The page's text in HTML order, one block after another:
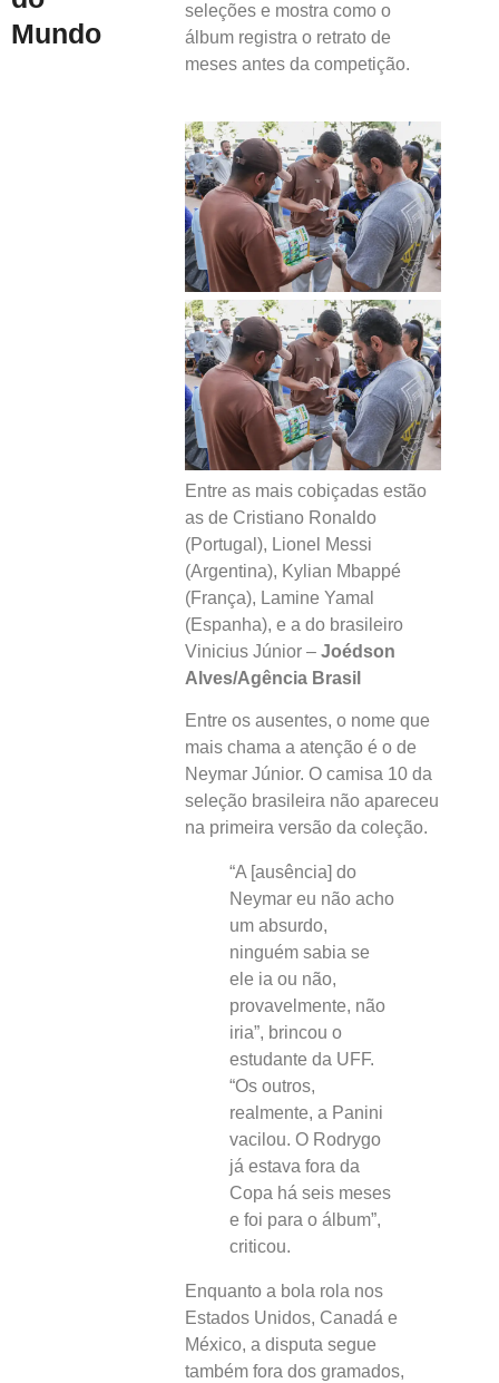
Mundo
seleções e mostra como o
álbum registra o retrato de
meses antes da competição.
Entre as mais cobiçadas estão
as de Cristiano Ronaldo
(Portugal), Lionel Messi
(Argentina), Kylian Mbappé
(França), Lamine Yamal
(Espanha), e a do brasileiro
Vinicius Júnior –Joédson
Alves/Agência Brasil
Entre os ausentes, o nome que
mais chama a atenção é o de
Neymar Júnior. O camisa 10 da
seleção brasileira não apareceu
na primeira versão da coleção.
“A [ausência] do
Neymar eu não acho
um absurdo,
ninguém sabia se
ele ia ou não,
provavelmente, não
iria”, brincou o
estudante da UFF.
“Os outros,
realmente, a Panini
vacilou. O Rodrygo
já estava fora da
Copa há seis meses
e foi para o álbum”,
criticou.
Enquanto a bola rola nos
Estados Unidos, Canadá e
México, a disputa segue
também fora dos gramados,